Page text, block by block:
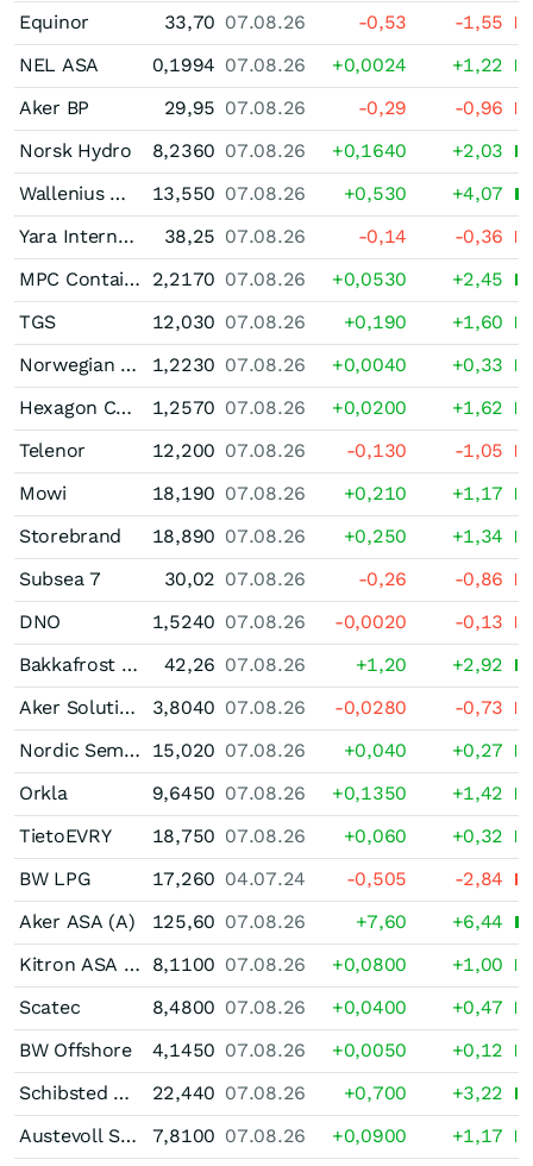
Equinor
33,70 07.08.26 -0,53
-1,55
NEL ASA
0,1994 07.08.26 +0,0024
+1,22
Aker BP
29,95 07.08.26 -0,29
-0,96
Norsk Hydro
8,2360 07.08.26 +0,1640
+2,03
Wallenius Wilhelmsen
13,550 07.08.26 +0,530
+4,07
Yara International
38,25 07.08.26 -0,14
-0,36
MPC Container Ships
2,2170 07.08.26 +0,0530
+2,45
TGS
12,030 07.08.26 +0,190
+1,60
Norwegian Air Shuttle
1,2230 07.08.26 +0,0040
+0,33
Hexagon Composites
1,2570 07.08.26 +0,0200
+1,62
Telenor
12,200 07.08.26 -0,130
-1,05
Mowi
18,190 07.08.26 +0,210
+1,17
Storebrand
18,890 07.08.26 +0,250
+1,34
Subsea 7
30,02 07.08.26 -0,26
-0,86
DNO
1,5240 07.08.26 -0,0020
-0,13
Bakkafrost P/F
42,26 07.08.26 +1,20
+2,92
Aker Solutions
3,8040 07.08.26 -0,0280
-0,73
Nordic Semiconductor
15,020 07.08.26 +0,040
+0,27
Orkla
9,6450 07.08.26 +0,1350
+1,42
TietoEVRY
18,750 07.08.26 +0,060
+0,32
BW LPG
17,260 04.07.24 -0,505
-2,84
Aker ASA (A)
125,60 07.08.26 +7,60
+6,44
Kitron ASA (New)
8,1100 07.08.26 +0,0800
+1,00
Scatec
8,4800 07.08.26 +0,0400
+0,47
BW Offshore
4,1450 07.08.26 +0,0050
+0,12
Schibsted ASA (B)
22,440 07.08.26 +0,700
+3,22
Austevoll Seafood
7,8100 07.08.26 +0,0900
+1,17